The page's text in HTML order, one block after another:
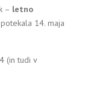
– letno
14. maja
(in tudi v